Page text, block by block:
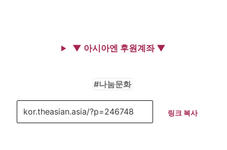
▼ 아시아엔 후원계좌 ▼
나눔문화
링크 복사